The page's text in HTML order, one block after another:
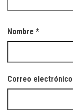
Nombre *
Correo electrónico